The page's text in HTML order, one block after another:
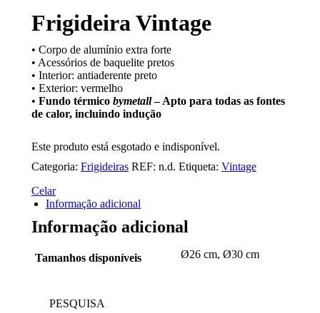
Frigideira Vintage
• Corpo de alumínio extra forte
• Acessórios de baquelite pretos
• Interior: antiaderente preto
• Exterior: vermelho
• Fundo térmico bymetall– Apto para todas as fontes
de calor, incluindo indução
Este produto está esgotado e indisponível.
Categoria: Frigideiras REF: n.d. Etiqueta: Vintage
Celar
Informação adicional
Informação adicional
Tamanhos disponíveis Ø26 cm, Ø30 cm
PESQUISA